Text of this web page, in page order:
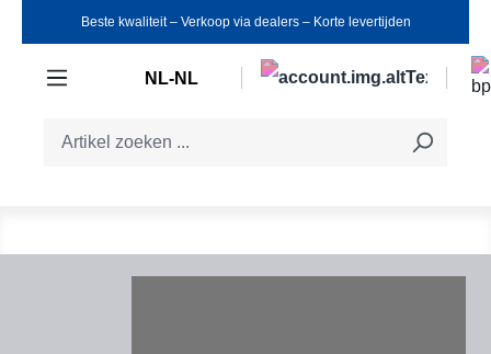
Ga naar de hoofdinhoud
Beste kwaliteit ‒ Verkoop via dealers ‒ Korte levertijden
NL-NL